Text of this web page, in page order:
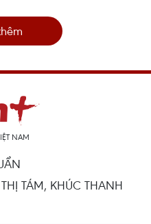
NAM
TÁM, KHÚC THANH